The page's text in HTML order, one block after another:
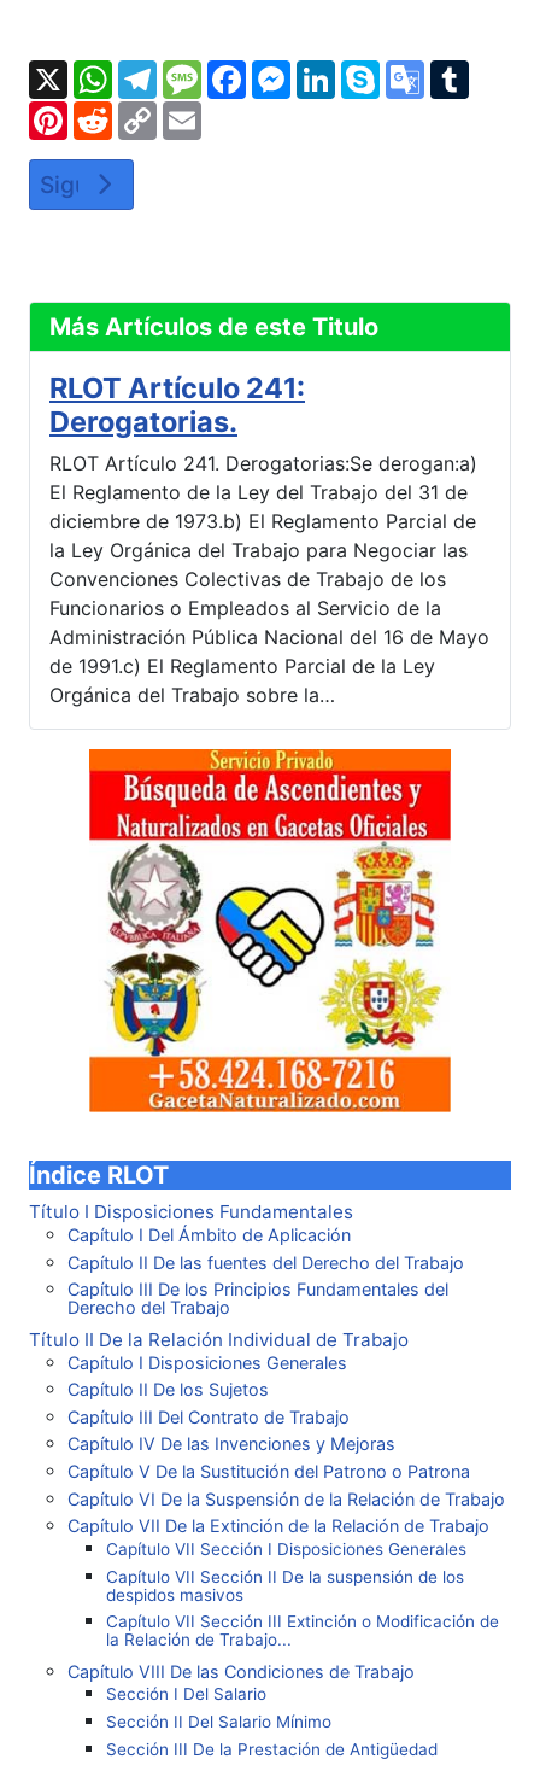
X WhatsApp
TelegramMessageFacebook
Messenger
LinkedInSkypeGoogle
PinterestRedditCopy
Artículo siguiente: RLOT Artículo 241:
Siguiente
Más Artículos de este Titulo
RLOT Artículo 241:
Derogatorias.
RLOT Artículo 241. Derogatorias:Se derogan:a)
El Reglamento de la Ley del Trabajo del 31 de
diciembre de 1973.b) El Reglamento Parcial de
la Ley Orgánica del Trabajo para Negociar las
Convenciones Colectivas de Trabajo de los
Funcionarios o Empleados al Servicio de la
Administración Pública Nacional del 16 de Mayo
de 1991.c) El Reglamento Parcial de la Ley
Orgánica del Trabajo sobre la…
Índice RLOT
Título I Disposiciones Fundamentales
Capítulo I Del Ámbito de Aplicación
Capítulo II De las fuentes del Derecho del Trabajo
Capítulo III De los Principios Fundamentales del
Derecho del Trabajo
Título II De la Relación Individual de Trabajo
Capítulo I Disposiciones Generales
Capítulo II De los Sujetos
Capítulo III Del Contrato de Trabajo
Capítulo IV De las Invenciones y Mejoras
Capítulo V De la Sustitución del Patrono o Patrona
Capítulo VI De la Suspensión de la Relación de Trabajo
Capítulo VII De la Extinción de la Relación de Trabajo
Capítulo VII Sección I Disposiciones Generales
Capítulo VII Sección II De la suspensión de los
despidos masivos
Capítulo VII Sección III Extinción o Modificación de
la Relación de Trabajo...
Capítulo VIII De las Condiciones de Trabajo
Sección I Del Salario
Sección II Del Salario Mínimo
Sección III De la Prestación de Antigüedad